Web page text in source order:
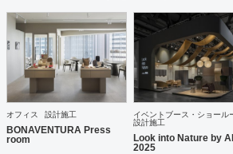
ます。 Old Kan 浦田 晶平 Shohei
Instagram：https://
shohei_urata@old-kan.jp 〒150-
3-38-1 JP-4ビル 302
オフィス 設計施工
BONAVENTURA Press
room
イベントブース・ショール
設計施工
Look into Nature by
2025